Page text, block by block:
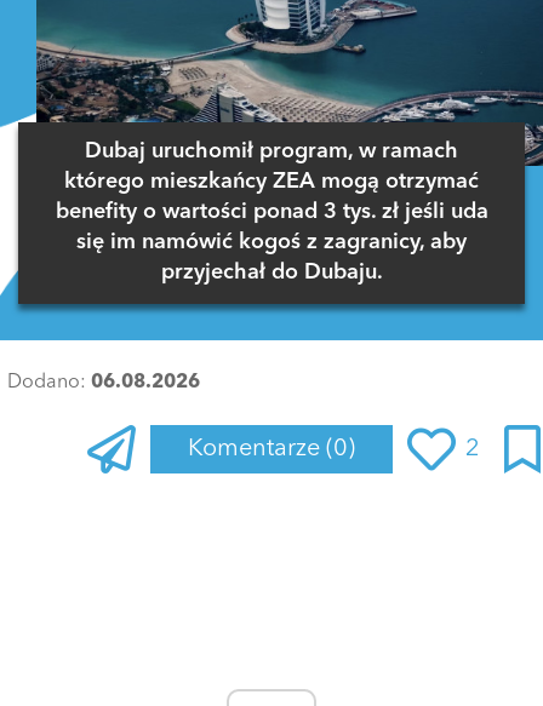
Dubaj uruchomił program, w ramach
którego mieszkańcy ZEA mogą otrzymać
benefity o wartości ponad 3 tys. zł jeśli uda
się im namówić kogoś z zagranicy, aby
przyjechał do Dubaju.
Dodano: 06.08.2026
Komentarze (0) 2